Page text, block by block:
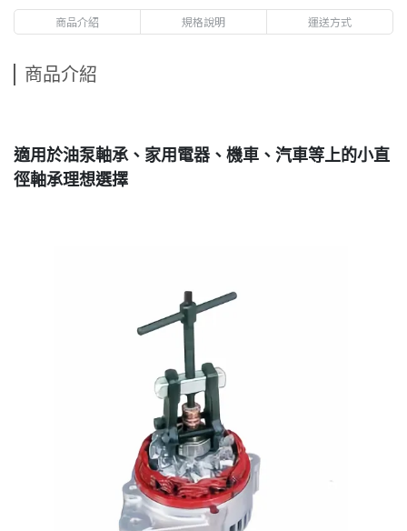
商品介紹 規格說明 運送方式
商品介紹
適用於油泵軸承、家用電器、機車、汽車等上的小直
徑軸承理想選擇